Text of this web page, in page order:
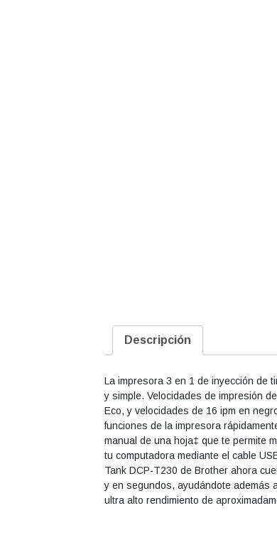
Descripción
La impresora 3 en 1 de inyección de
y simple. Velocidades de impresión
Eco, y velocidades de 16 ipm en
funciones de la impresora
manual de una hoja‡ que te permite
tu computadora mediante el cable
Tank DCP-T230 de Brother ahora
y en segundos, ayudándote además
ultra alto rendimiento de